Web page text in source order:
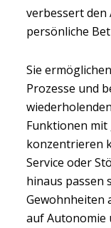
verbessert den
persönliche
Sie
Prozesse und
Funktionen
konzentrieren
Service oder
hinaus passen
Gewohnheiten
auf Autonomie